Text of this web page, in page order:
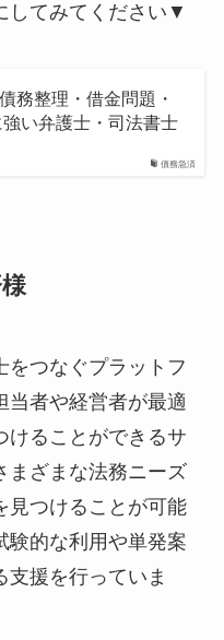
してみてください▼
債務急済
務整理・借金問題・
い弁護士・司法書士
をつなぐプラットフ
当者や経営者が最適
けることができるサ
まざまな法務ニーズ
見つけることが可能
験的な利用や単発案
援を行っていま